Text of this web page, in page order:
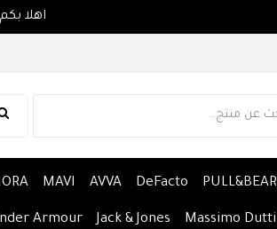
PULL&BEAR
DeFacto
AVVA
MAVI
Massimo Dutti
Jack & Jones
Armour